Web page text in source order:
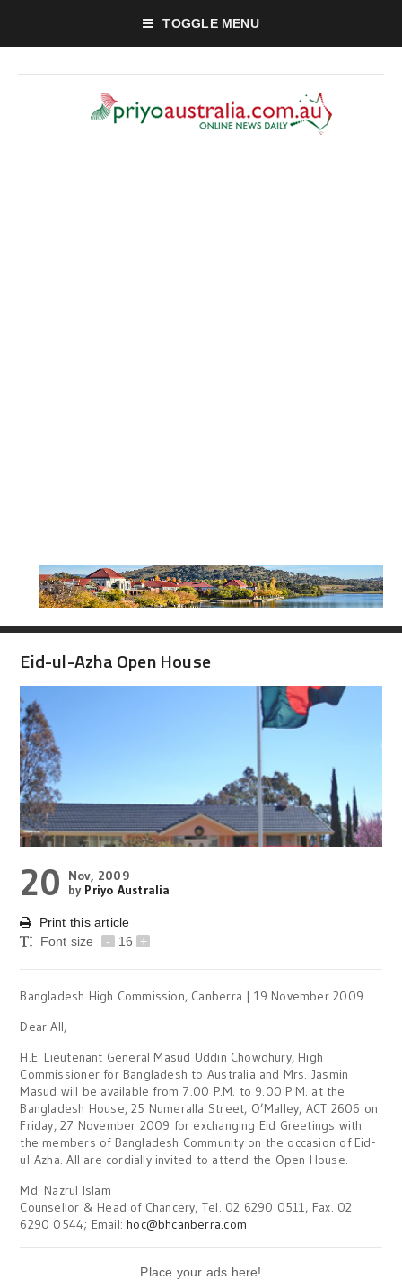
TOGGLE MENU
Eid-ul-Azha Open House
20
Nov, 2009
by Priyo Australia
Print this article
Font size
- 16 +
Bangladesh High Commission, Canberra | 19 November 2009
Dear All,
H.E. Lieutenant General Masud Uddin Chowdhury, High
Commissioner for Bangladesh to Australia and Mrs. Jasmin
Masud will be available from 7.00 P.M. to 9.00 P.M. at the
Bangladesh House, 25 Numeralla Street, O’Malley, ACT 2606 on
Friday, 27 November 2009 for exchanging Eid Greetings with
the members of Bangladesh Community on the occasion of Eid-
ul-Azha. All are cordially invited to attend the Open House.
Md. Nazrul Islam
Counsellor & Head of Chancery, Tel. 02 6290 0511, Fax. 02
6290 0544; Email:hoc@bhcanberra.com
Place your ads here!